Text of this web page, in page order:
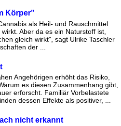
Körper"
als Heil- und Rauschmittel
Aber da es ein Naturstoff ist,
gleich wirkt", sagt Ulrike Taschler
der ...
Angehörigen erhöht das Risiko,
es diesen Zusammenhang gibt,
erforscht. Familiär Vorbelastete
dessen Effekte als positiver, ...
nicht erkannt